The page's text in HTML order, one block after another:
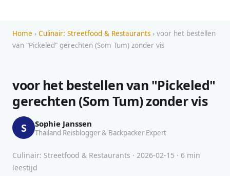
Home › Culinair: Streetfood & Restaurants › voor het bestellen
van "Pickeled" gerechten (Som Tum) zonder vis
voor het bestellen van "Pickeled"
gerechten (Som Tum) zonder vis
S Sophie Janssen
Thailand Reisblogger & Backpacker Expert
Culinair: Streetfood & Restaurants · 2026-02-15 · 6 min
leestijd